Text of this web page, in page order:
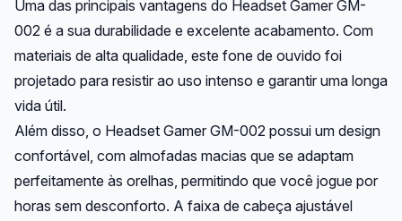
Uma das principais vantagens do Headset Gamer GM-
002 é a sua durabilidade e excelente acabamento. Com
materiais de alta qualidade, este fone de ouvido foi
projetado para resistir ao uso intenso e garantir uma longa
vida útil.
Além disso, o Headset Gamer GM-002 possui um design
confortável, com almofadas macias que se adaptam
perfeitamente às orelhas, permitindo que você jogue por
horas sem desconforto. A faixa de cabeça ajustável